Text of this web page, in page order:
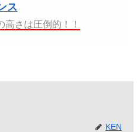
ス
さは圧倒的！！
KEN